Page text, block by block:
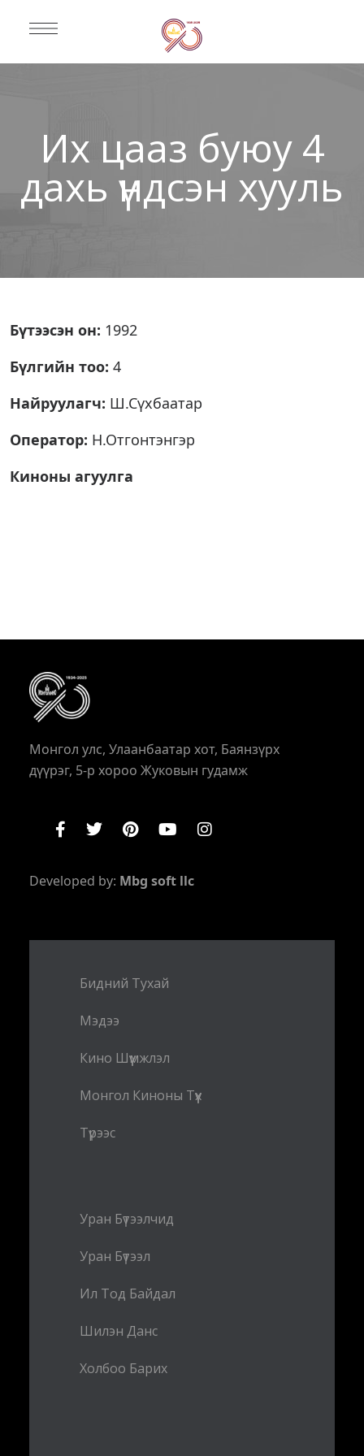
Их цааз буюу 4
дахь үндсэн хууль
Бүтээсэн он: 1992
Бүлгийн тоо: 4
Найруулагч: Ш.Сүхбаатар
Оператор: Н.Отгонтэнгэр
Киноны агуулга
Монгол улс, Улаанбаатар хот, Баянзүрх
дүүрэг, 5-р хороо Жуковын гудамж
Developed by: Mbg soft llc
Бидний Тухай
Мэдээ
Кино Шүүмжлэл
Монгол Киноны Түүх
Түрээс
Уран Бүтээлчид
Уран Бүтээл
Ил Тод Байдал
Шилэн Данс
Холбоо Барих